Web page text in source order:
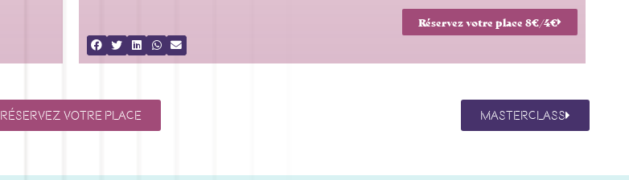
Réservez votre place 8€/4€
Réservez votre place Masterclass